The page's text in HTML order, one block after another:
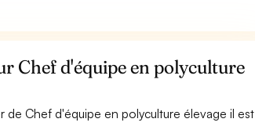
Chef d'équipe en polyculture
Chef d'équipe en polyculture élevage il est